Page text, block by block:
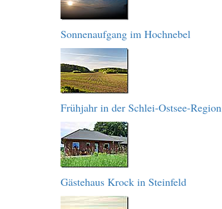
Sonnenaufgang im Hochnebel
Frühjahr in der Schlei-Ostsee-Region
Gästehaus Krock in Steinfeld